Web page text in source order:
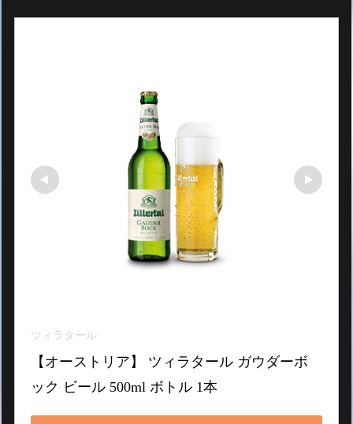
ツィラタール
【オーストリア】 ツィラタール ガウダーボ
ック ビール 500ml ボトル 1本